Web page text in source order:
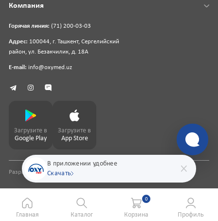
В приложении удобнее
Скачать
Горячая линия: (71) 200-03-03
Адрес: 100044, г. Ташкент, Сергелийский
район, ул. Безакчилик, д. 18А
E-mail: info@oxymed.uz
Компания
Загрузите в
Google Play
Загрузите в
App Store
Разработка сайтаpharmit.uz
Главная Каталог
0
Корзина Профиль